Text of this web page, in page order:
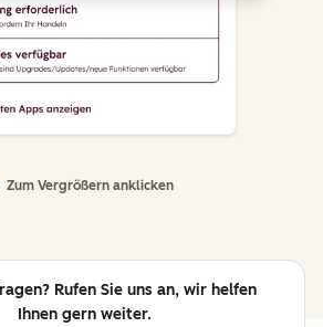
Zum Vergrößern anklicken
Rufen Sie uns an, wir helfen
Ihnen gern weiter.